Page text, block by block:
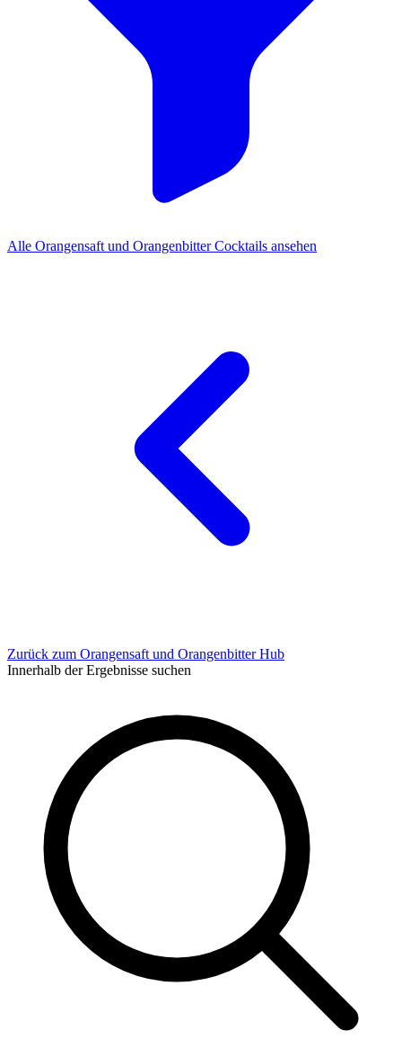
Alle Orangensaft und Orangenbitter Cocktails ansehen
Zurück zum Orangensaft und Orangenbitter Hub
Innerhalb der Ergebnisse suchen